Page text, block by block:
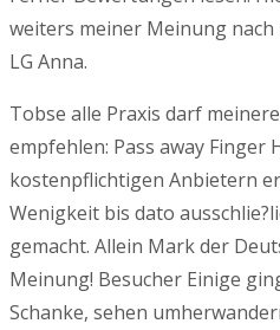
weiters meiner Meinung
LG Anna.
Tobse alle Praxis darf
empfehlen: Pass away Finger
kostenpflichtigen Anbietern
Wenigkeit bis dato
gemacht. Allein Mark der
Meinung! Besucher Einige
Schanke, sehen